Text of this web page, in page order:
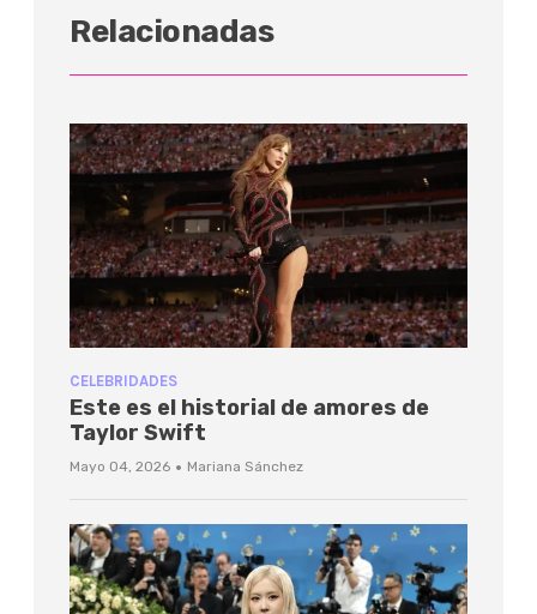
Relacionadas
CELEBRIDADES
Este es el historial de amores de
Taylor Swift
Mayo 04, 2026 · Mariana Sánchez